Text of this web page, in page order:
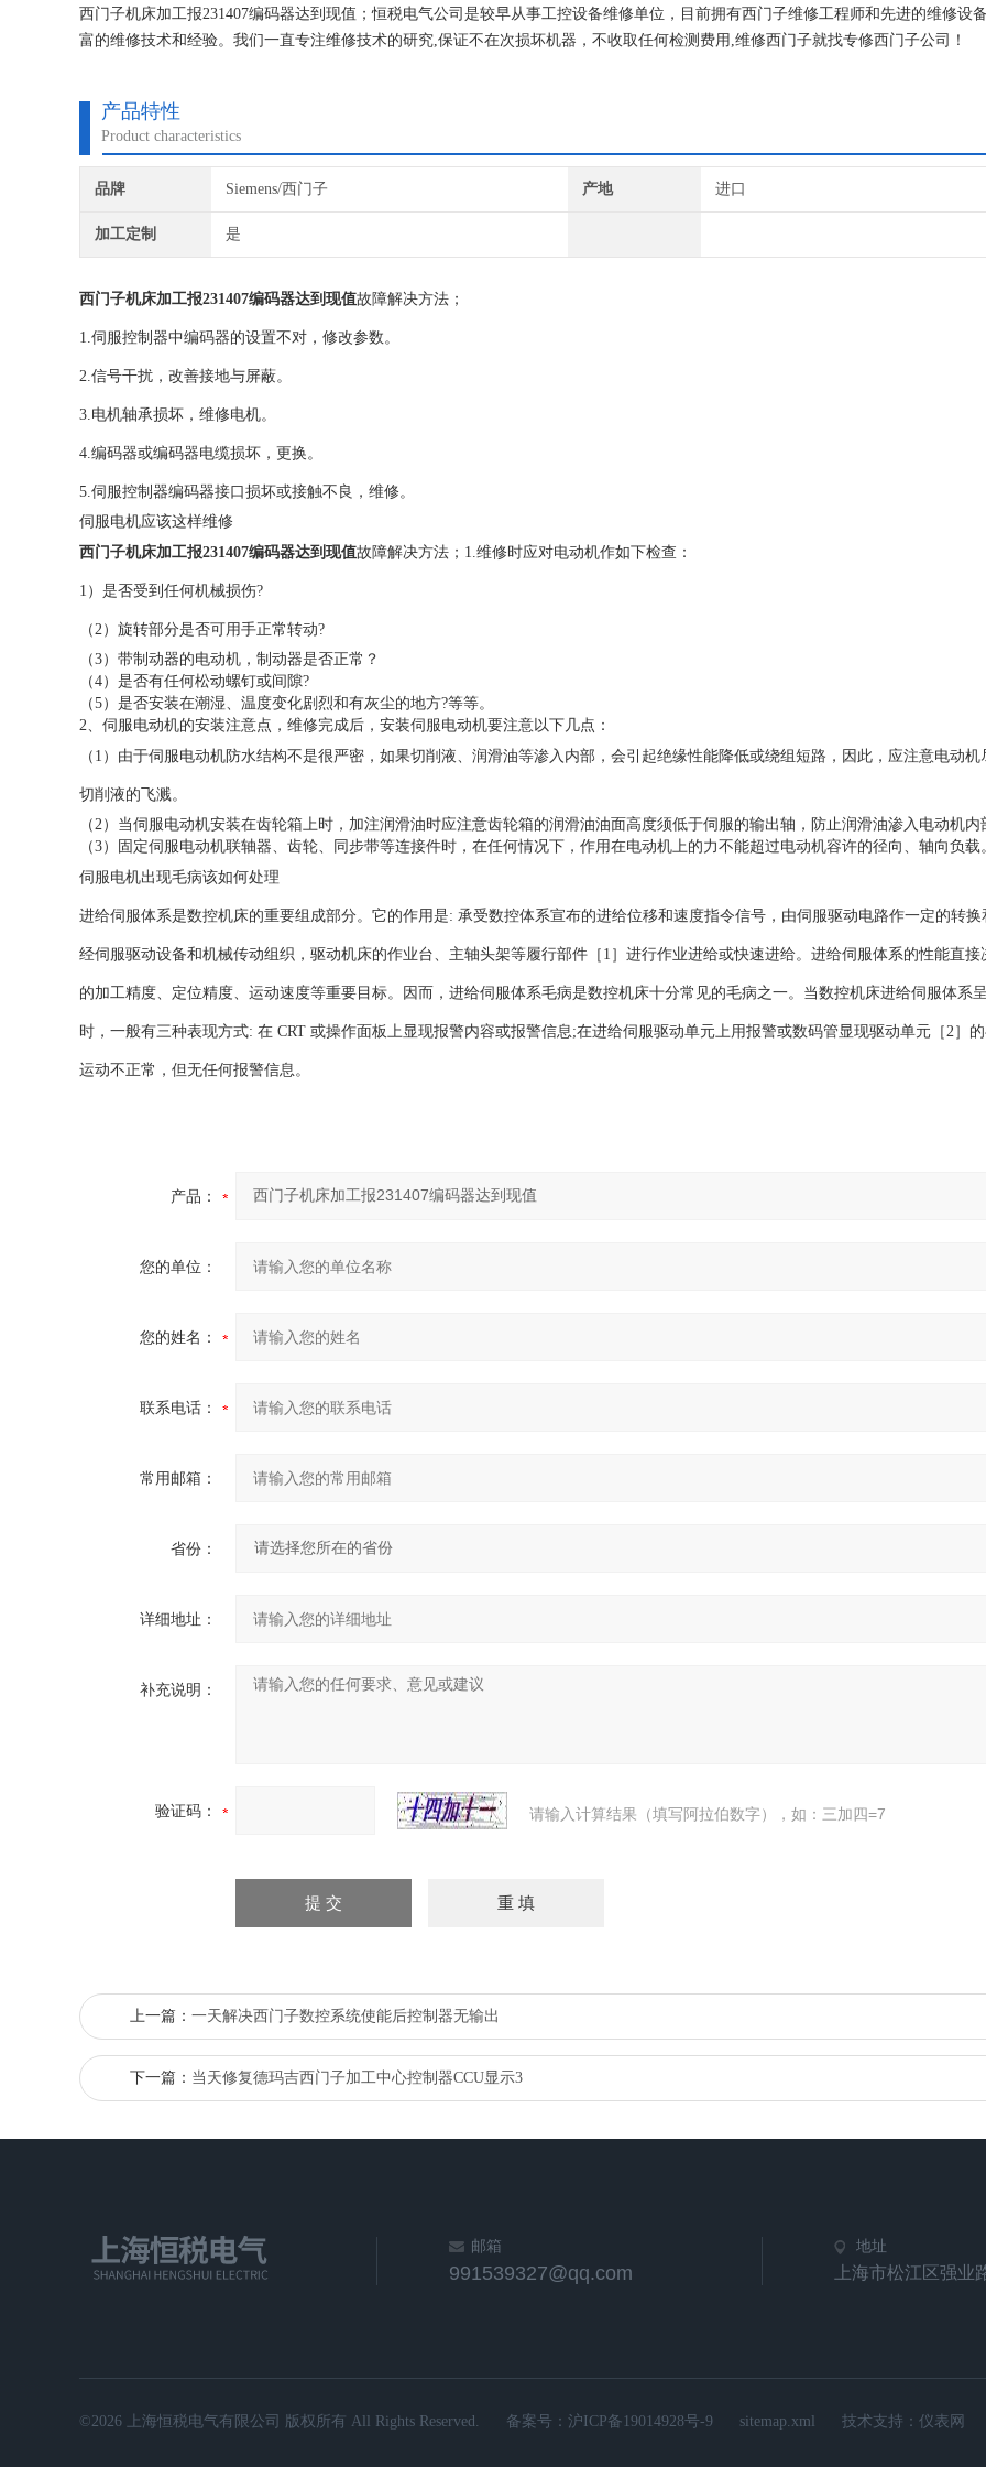
西门子机床加工报231407编码器达到现值；恒税电气公司是较早从事工控设备维修单位，目前拥有西门子维修工程师和先进的维修设
富的维修技术和经验。我们一直专注维修技术的研究,保证不在次损坏机器，不收取任何检测费用,维修西门子就找专修西门子公司！
产品特性
Product characteristics
品牌 Siemens/西门子 产地 进口
加工定制 是
西门子机床加工报231407编码器达到现值故障解决方法；
1.伺服控制器中编码器的设置不对，修改参数。
2.信号干扰，改善接地与屏蔽。
3.电机轴承损坏，维修电机。
4.编码器或编码器电缆损坏，更换。
5.伺服控制器编码器接口损坏或接触不良，维修。
伺服电机应该这样维修
西门子机床加工报231407编码器达到现值故障解决方法； 1.维修时应对电动机作如下检查：
1）是否受到任何机械损伤?
（2）旋转部分是否可用手正常转动?
（3）带制动器的电动机，制动器是否正常？
（4）是否有任何松动螺钉或间隙?
（5）是否安装在潮湿、温度变化剧烈和有灰尘的地方?等等。
2、伺服电动机的安装注意点，维修完成后，安装伺服电动机要注意以下几点：
（1）由于伺服电动机防水结构不是很严密，如果切削液、润滑油等渗入内部，会引起绝缘性能降低或绕组短路，因此，应注意电动机
切削液的飞溅。
（2）当伺服电动机安装在齿轮箱上时，加注润滑油时应注意齿轮箱的润滑油油面高度须低于伺服的输出轴，防止润滑油渗入电动机内
（3）固定伺服电动机联轴器、齿轮、同步带等连接件时，在任何情况下，作用在电动机上的力不能超过电动机容许的径向、轴向负载
伺服电机出现毛病该如何处理
进给伺服体系是数控机床的重要组成部分。它的作用是: 承受数控体系宣布的进给位移和速度指令信号，由伺服驱动电路作一定的转换
经伺服驱动设备和机械传动组织，驱动机床的作业台、主轴头架等履行部件［1］进行作业进给或快速进给。进给伺服体系的性能直接
的加工精度、定位精度、运动速度等重要目标。因而，进给伺服体系毛病是数控机床十分常见的毛病之一。当数控机床进给伺服体系
时，一般有三种表现方式: 在 CRT 或操作面板上显现报警内容或报警信息;在进给伺服驱动单元上用报警或数码管显现驱动单元［2］
运动不正常，但无任何报警信息。
产品：
您的单位：
您的姓名：
联系电话：
常用邮箱：
省份：
详细地址：
补充说明：
验证码： 请输入计算结果（填写阿拉伯数字），如：三加四=7
上一篇： 一天解决西门子数控系统使能后控制器无输出
下一篇： 当天修复德玛吉西门子加工中心控制器CCU显示3
邮箱
991539327@qq.com
地址
上海市松江区强业
©2026 上海恒税电气有限公司 版权所有 All Rights Reserved. 备案号： 沪ICP备19014928号-9 sitemap.xml 技术支持： 仪表网